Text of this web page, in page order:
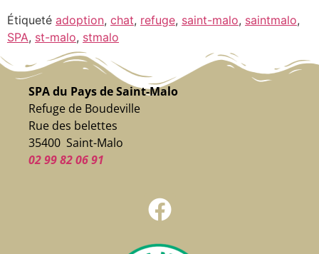
Étiqueté adoption, chat, refuge, saint-malo, saintmalo,
SPA, st-malo, stmalo
SPA du Pays de Saint-Malo
Refuge de Boudeville
Rue des belettes
35400 Saint-Malo
02 99 82 06 91